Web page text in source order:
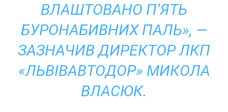
ВЛАШТОВАНО П’ЯТЬ
БУРОНАБИВНИХ ПАЛЬ», —
ЗАЗНАЧИВ ДИРЕКТОР ЛКП
«ЛЬВІВАВТОДОР» МИКОЛА
ВЛАСЮК.